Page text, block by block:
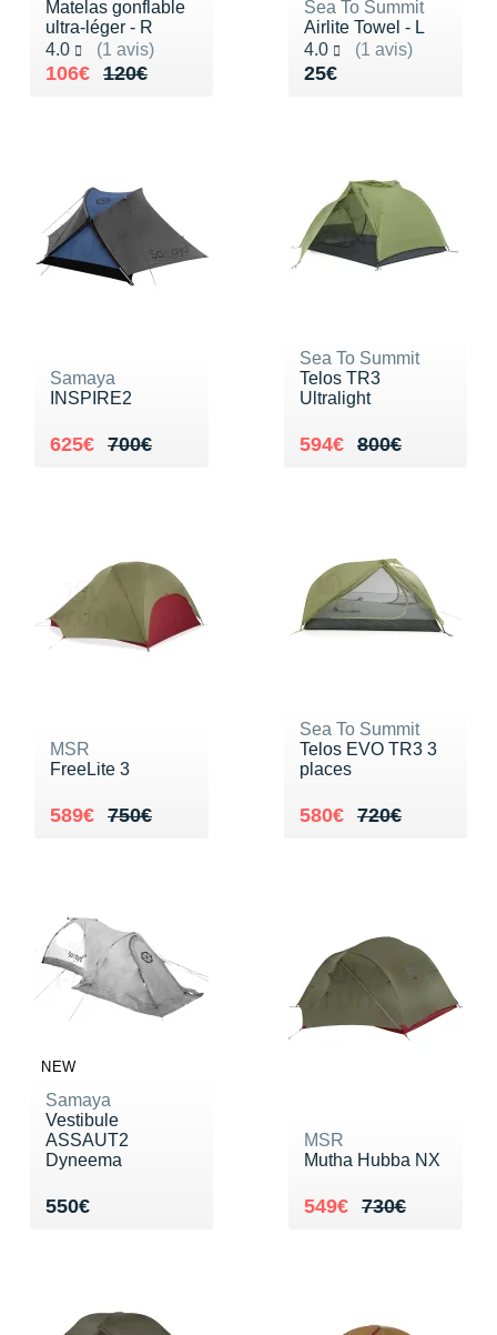
Matelas gonflable
ultra-léger - R
4.0
(1 avis)
Noté 4.0 sur 5
120€
Au lieu de 120€
106€
Vendu 106€
Sea To Summit
Airlite Towel - L
4.0
(1 avis)
Noté 4.0 sur 5
25€
Vendu 25€
Samaya
INSPIRE2
700€
Au lieu de 700€
625€
Vendu 625€
Sea To Summit
Telos TR3
Ultralight
800€
Au lieu de 800€
594€
Vendu 594€
MSR
FreeLite 3
750€
Au lieu de 750€
589€
Vendu 589€
Sea To Summit
Telos EVO TR3 3
places
720€
Au lieu de 720€
580€
Vendu 580€
NEW
Samaya
Vestibule
ASSAUT2
Dyneema
550€
Vendu 550€
MSR
Mutha Hubba NX
730€
Au lieu de 730€
549€
Vendu 549€